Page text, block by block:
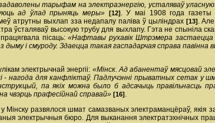
тарыфам на электраэнергію, усталяваў
ад ўлад прыняць меры» [12]. У маі 1908 года газеты
атрутны выхлап з­за недапалу паліва ў цыліндрах [13].
ўсталяваў высокую трубу для выхлапу. Гэта не
пісаць:«Нафтавы рухавік Штрэмера застаецца
дыму і смуроду. Здаецца такая гаспадарчая справа
электрычнай энергіі: «Мінск. Ад абанентаў мясцовай
нагода для канфліктаў. Падлучэнні прыватных сетак у
па якіх можна было б адсачыць правільнасць
чвэрць прафесійнай справай» [16].
у Мінску развялося шмат самазваных электраманцёраў,
электрычныя бюро. Для выканання электратэхнічных